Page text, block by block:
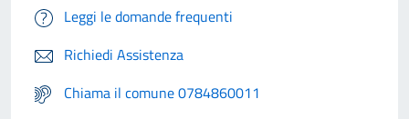
Leggi le domande frequenti
Richiedi Assistenza
Chiama il comune 0784860011